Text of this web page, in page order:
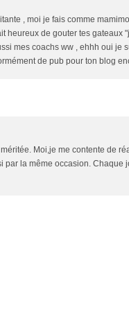
, moi je fais comme
heureux de gouter tes gateaux
mes coachs ww , ehhh oui je
de pub pour ton blog
Moi,je me contente de
par la même occasion. Chaque